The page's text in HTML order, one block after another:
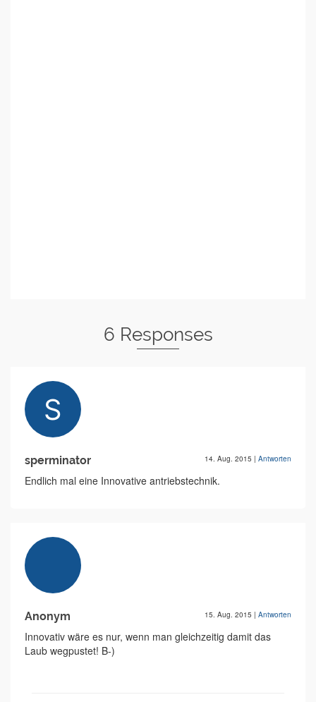
6 Responses
sperminator 14. Aug. 2015 | Antworten
Endlich mal eine Innovative antriebstechnik.
Anonym 15. Aug. 2015 | Antworten
Innovativ wäre es nur, wenn man gleichzeitig damit das
Laub wegpustet! B-)